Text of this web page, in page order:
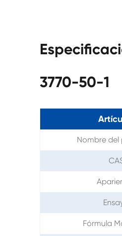
3770-50-1
Nombre
Fórmula